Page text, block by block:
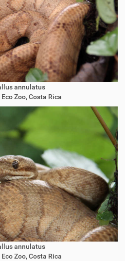
annulatus
Zoo, Costa Rica
annulatus
Zoo, Costa Rica